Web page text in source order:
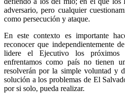
adversario, pero cualquier
como persecución y ataque.
En este contexto es importante
reconocer que independientemente
lidere el Ejecutivo los
enfrentamos como país no tienen
resolverán por la simple voluntad y
solución a los problemas de El
por si solo, pueda realizar.